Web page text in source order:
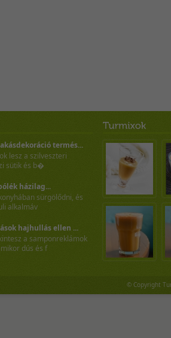
termés...
lesz a szilveszteri
sütik és b�
házilag...
sürgölődni, és
alkalmáv
hajhullás ellen ...
a samponreklámok
dús és f
© Copyright